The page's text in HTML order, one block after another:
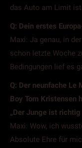
das Auto am Limit
Q: Dein erstes
Maxi: Ja genau, in
schon letzte Woche
Bedingungen lief es
Q: Der neunfache Le
Boy Tom Kristensen
„Der Junge ist richtig
Maxi: Wow, ich
Absolute Ehre für